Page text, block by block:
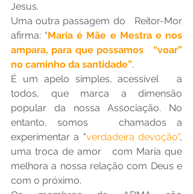
Jesus.
Uma outra passagem do   Reitor-Mor
afirma: “Maria é Mãe e Mestra e nos
ampara, para que possamos   “voar”
no caminho da santidade”.
É um apelo simples, acessível   a
todos, que marca a dimensão
popular da nossa Associação. No
entanto, somos   chamados a
experimentar a "verdadeira devoção",
uma troca de amor   com Maria que
melhora a nossa relação com Deus e
com o próximo.